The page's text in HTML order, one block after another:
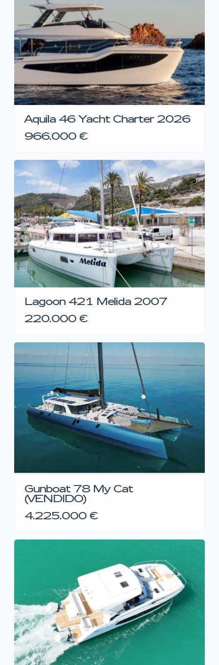
Aquila 46 Yacht Charter 2026
966.000 €
Lagoon 421 Melida 2007
220.000 €
Gunboat 78 My Cat
(VENDIDO)
4.225.000 €